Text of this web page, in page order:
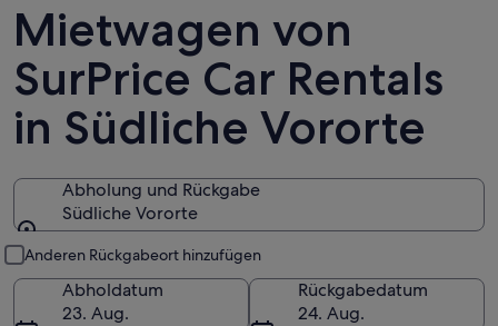
Mietwagen von
SurPrice Car Rentals
in Südliche Vororte
Abholung und Rückgabe
Südliche Vororte
Anderen Rückgabeort hinzufügen
Abholdatum
23. Aug.
Rückgabedatum
24. Aug.